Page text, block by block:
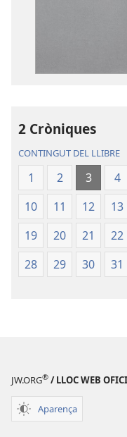
2 Cròniques
CONTINGUT DEL LLIBRE
1 2 3 4
10
11 12 13
19
20 21 22
28
29 30 31
JW.ORG® / LLOC WEB
Aparença